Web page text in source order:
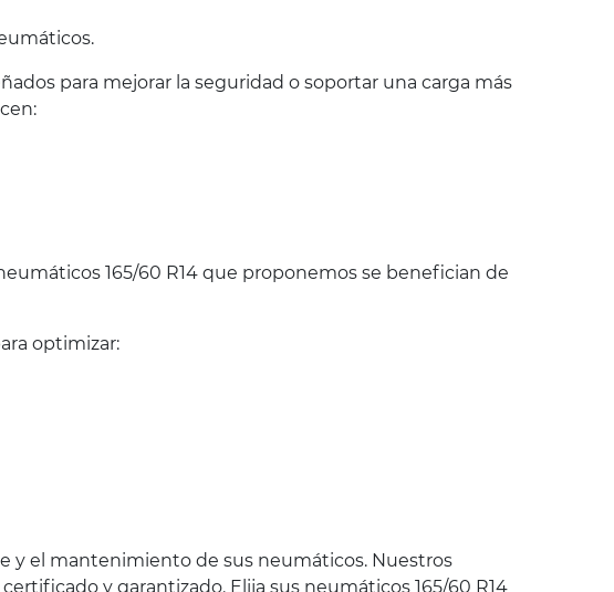
para mejorar la seguridad o soportar una carga más
165/60 R14 que proponemos se benefician de
optimizar:
y el mantenimiento de sus neumáticos. Nuestros
y garantizado. Elija sus neumáticos 165/60 R14